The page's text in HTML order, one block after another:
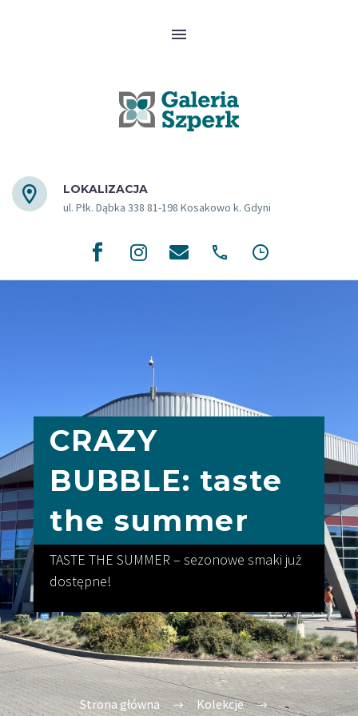
LOKALIZACJA
ul. Płk. Dąbka 338 81-198 Kosakowo k. Gdyni
CRAZY
BUBBLE: taste
the summer
TASTE THE SUMMER – sezonowe smaki już
dostępne!
Strona główna
Kolekcje